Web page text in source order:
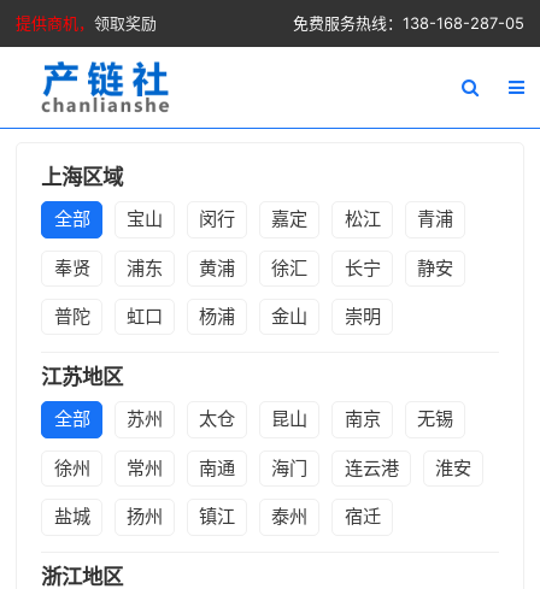
提供商机，领取奖励 免费服务热线：138-168-287-05
上海区域
全部 宝山 闵行 嘉定 松江 青浦
奉贤 浦东 黄浦 徐汇 长宁 静安
普陀 虹口 杨浦 金山 崇明
江苏地区
全部 苏州 太仓 昆山 南京 无锡
徐州 常州 南通 海门 连云港 淮安
盐城 扬州 镇江 泰州 宿迁
浙江地区